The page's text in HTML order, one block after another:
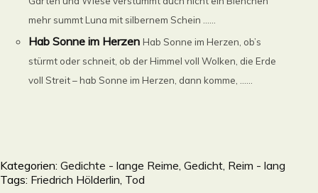
mehr summt Luna mit silbernem Schein ......
Hab Sonne im Herzen Hab Sonne im Herzen, ob’s
stürmt oder schneit, ob der Himmel voll Wolken, die Erde
voll Streit – hab Sonne im Herzen, dann komme, ......
Kategorien: Gedichte - lange Reime, Gedicht, Reim - lang
Tags: Friedrich Hölderlin Tod